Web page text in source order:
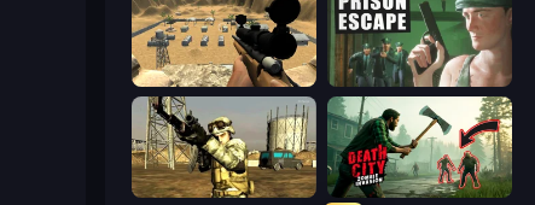
Ghost Sniper Prison Escape
Mountain Operation Death City Zombie Invasion